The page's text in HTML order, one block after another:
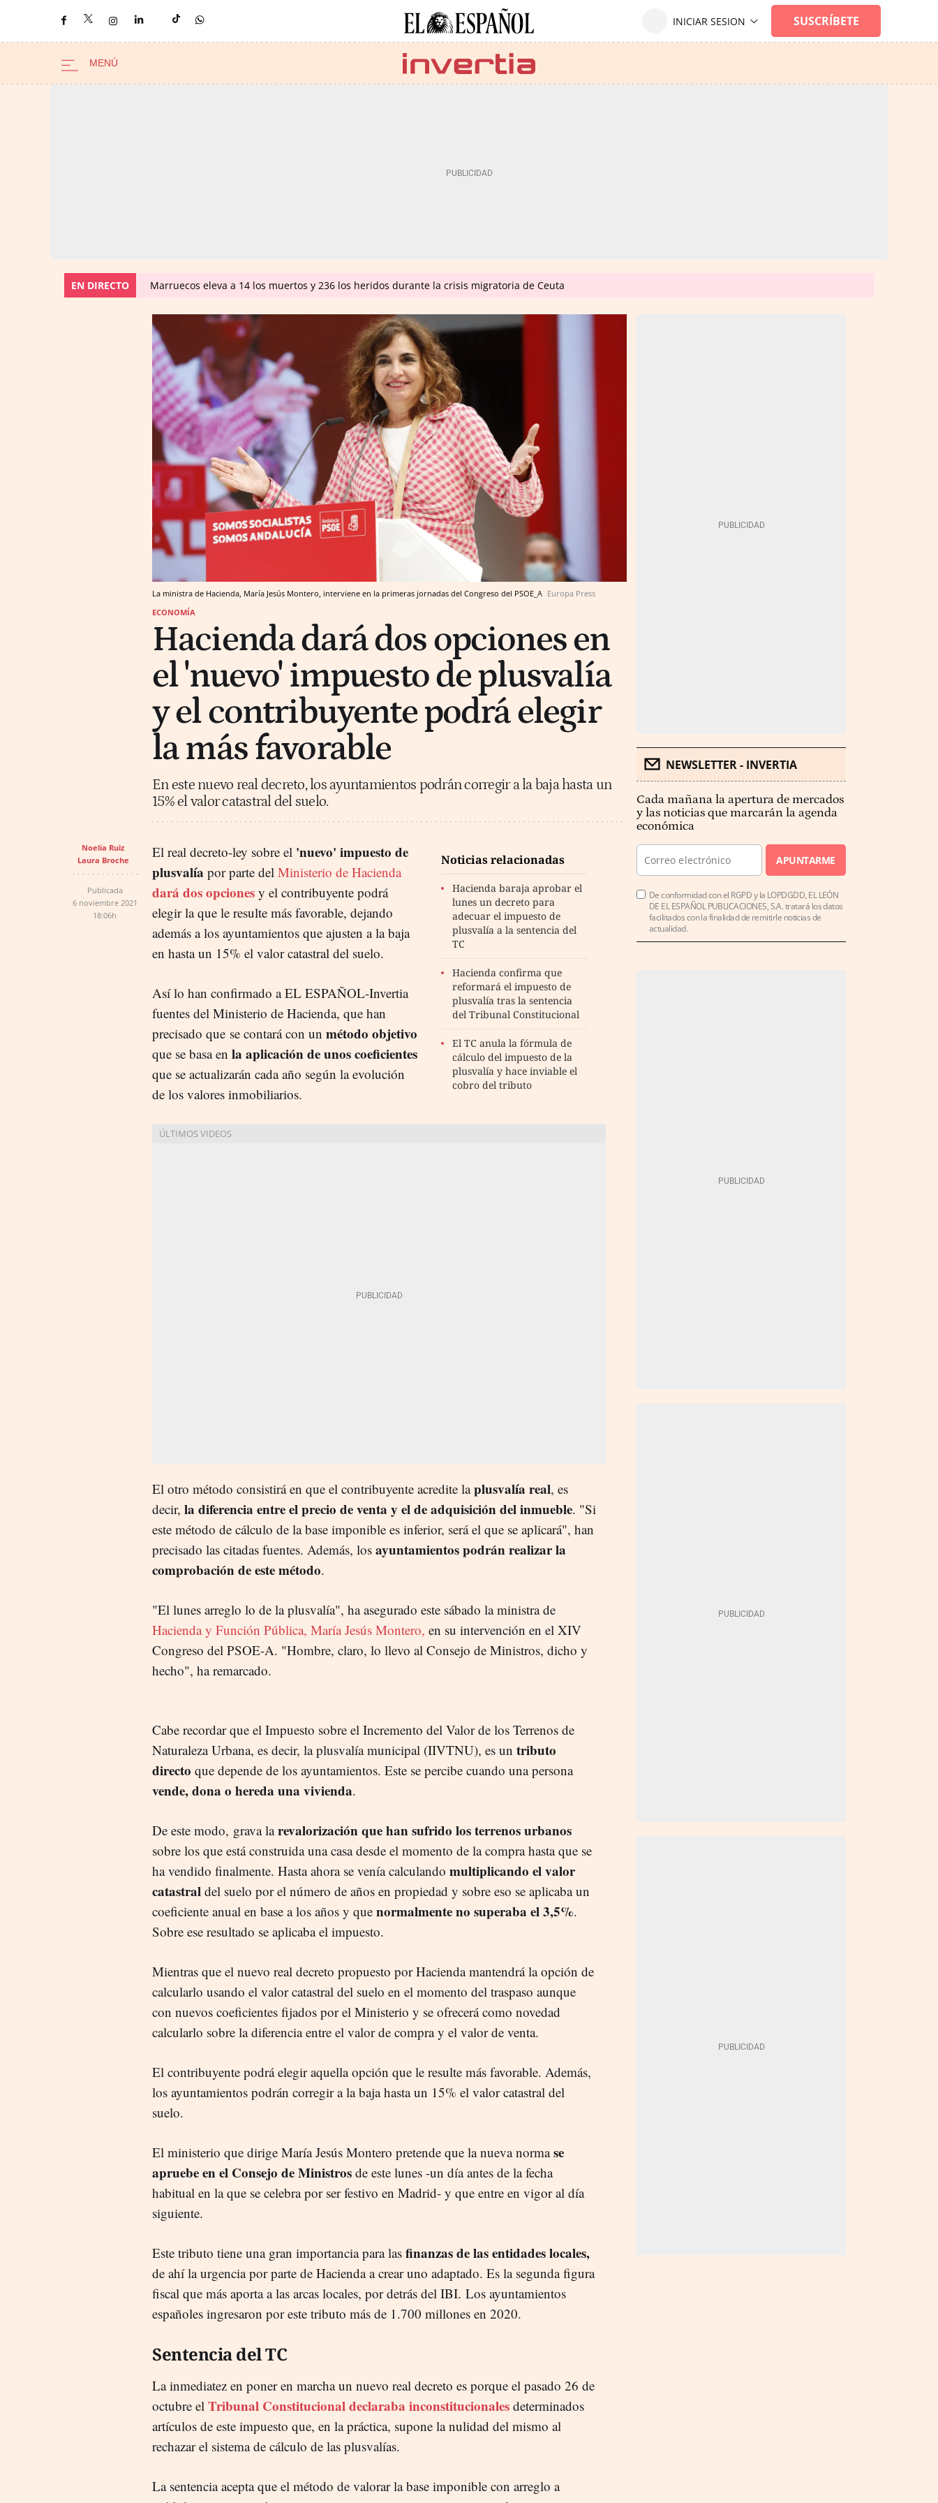
EN DIRECTO Marruecos eleva a 14 los muertos y 236 los heridos durante la crisis migratoria de Ceuta
La ministra de Hacienda, María Jesús Montero, interviene en la primeras jornadas del Congreso del PSOE_A Europa Press
ECONOMÍA
Hacienda dará dos opciones en
el 'nuevo' impuesto de plusvalía
y el contribuyente podrá elegir
la más favorable
En este nuevo real decreto, los ayuntamientos podrán corregir a la baja hasta un
15% el valor catastral del suelo.
Noelia Ruiz
Laura Broche
Publicada
6 noviembre 2021
18:06h
Noticias relacionadas
Hacienda baraja aprobar el
lunes un decreto para
adecuar el impuesto de
plusvalía a la sentencia del
TC
Hacienda confirma que
reformará el impuesto de
plusvalía tras la sentencia
del Tribunal Constitucional
El TC anula la fórmula de
cálculo del impuesto de la
plusvalía y hace inviable el
cobro del tributo
El real decreto-ley sobre el 'nuevo' impuesto de
plusvalía por parte del Ministerio de Hacienda
dará dos opciones y el contribuyente podrá
elegir la que le resulte más favorable, dejando
además a los ayuntamientos que ajusten a la baja
en hasta un 15% el valor catastral del suelo.
Así lo han confirmado a EL ESPAÑOL-Invertia
fuentes del Ministerio de Hacienda, que han
precisado que se contará con un método objetivo
que se basa en la aplicación de unos coeficientes
que se actualizarán cada año según la evolución
de los valores inmobiliarios.
El otro método consistirá en que el contribuyente acredite laplusvalía real, es
decir, la diferencia entre el precio de venta y el de adquisición del inmueble. "Si
este método de cálculo de la base imponible es inferior, será el que se aplicará", han
precisado las citadas fuentes. Además, los ayuntamientos podrán realizar la
comprobación de este método.
"El lunes arreglo lo de la plusvalía", ha asegurado este sábado la ministra de
Hacienda y Función Pública, María Jesús Montero, en su intervención en el XIV
Congreso del PSOE-A. "Hombre, claro, lo llevo al Consejo de Ministros, dicho y
hecho", ha remarcado.
Cabe recordar que el Impuesto sobre el Incremento del Valor de los Terrenos de
Naturaleza Urbana, es decir, la plusvalía municipal (IIVTNU), es un tributo
directo que depende de los ayuntamientos. Este se percibe cuando una persona
vende, dona o hereda una vivienda.
De este modo, grava larevalorización que han sufrido los terrenos urbanos
sobre los que está construida una casa desde el momento de la compra hasta que se
ha vendido finalmente. Hasta ahora se venía calculando multiplicando el valor
catastral del suelo por el número de años en propiedad y sobre eso se aplicaba un
coeficiente anual en base a los años y que normalmente no superaba el 3,5%.
Sobre ese resultado se aplicaba el impuesto.
Mientras que el nuevo real decreto propuesto por Hacienda mantendrá la opción de
calcularlo usando el valor catastral del suelo en el momento del traspaso aunque
con nuevos coeficientes fijados por el Ministerio y se ofrecerá como novedad
calcularlo sobre la diferencia entre el valor de compra y el valor de venta.
El contribuyente podrá elegir aquella opción que le resulte más favorable. Además,
los ayuntamientos podrán corregir a la baja hasta un 15% el valor catastral del
suelo.
El ministerio que dirige María Jesús Montero pretende que la nueva normase
apruebe en el Consejo de Ministros de este lunes -un día antes de la fecha
habitual en la que se celebra por ser festivo en Madrid- y que entre en vigor al día
siguiente.
Este tributo tiene una gran importancia para las finanzas de las entidades locales,
de ahí la urgencia por parte de Hacienda a crear uno adaptado. Es la segunda figura
fiscal que más aporta a las arcas locales, por detrás del IBI. Los ayuntamientos
españoles ingresaron por este tributo más de 1.700 millones en 2020.
Sentencia del TC
La inmediatez en poner en marcha un nuevo real decreto es porque el pasado 26 de
octubre el Tribunal Constitucional declaraba inconstitucionales determinados
artículos de este impuesto que, en la práctica, supone la nulidad del mismo al
rechazar el sistema de cálculo de las plusvalías.
La sentencia acepta que el método de valorar la base imponible con arreglo a
NEWSLETTER - INVERTIA
Cada mañana la apertura de mercados
y las noticias que marcarán la agenda
económica
APUNTARME
De conformidad con el RGPD y la LOPDGDD, EL LEÓN
DE EL ESPAÑOL PUBLICACIONES, S.A. tratará los datos
facilitados con la finalidad de remitirle noticias de
actualidad.